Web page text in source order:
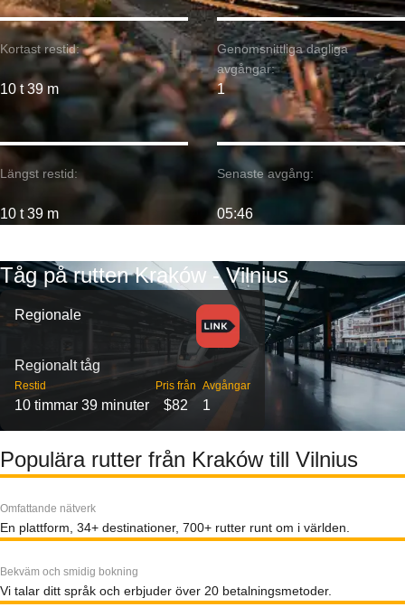
Kortast restid:
10 t 39 m
Längst restid:
10 t 39 m
Genomsnittliga dagliga
avgångar:
1
Senaste avgång:
05:46
Tåg på rutten Kraków - Vilnius
Regionale
Regionalt tåg
Restid
10 timmar 39 minuter
Pris från
$82
Avgångar
1
Populära rutter från Kraków till Vilnius
Omfattande nätverk
En plattform, 34+ destinationer, 700+ rutter runt om i världen.
Bekväm och smidig bokning
Vi talar ditt språk och erbjuder över 20 betalningsmetoder.